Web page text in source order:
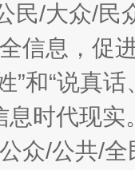
民/大众/民
信息，促
”和“说真
息时代现实
众/公共/